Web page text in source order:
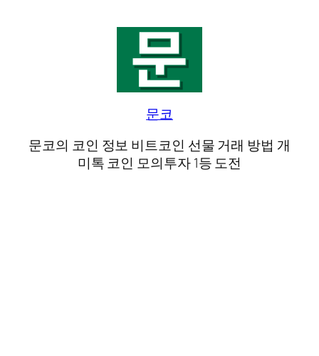
문코
문코의 코인 정보 비트코인 선물 거래 방법 개
미톡 코인 모의투자 1등 도전